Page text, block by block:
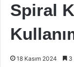
Spiral
18 Kasım 2024 3